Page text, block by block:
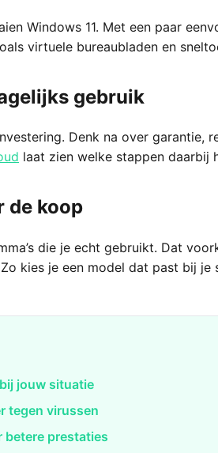
Windows 11. Met een paar
virtuele bureaubladen en
gebruik
Denk na over garantie,
laat zien welke stappen daarbij
de koop
die je echt gebruikt. Dat
kies je een model dat past bij
jouw situatie
tegen virussen
betere prestaties